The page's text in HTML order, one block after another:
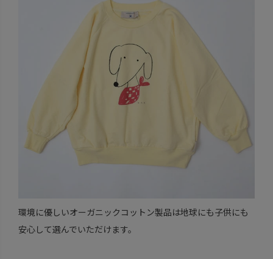
環境に優しいオーガニックコットン製品は地球にも子供にも
安心して選んでいただけます。